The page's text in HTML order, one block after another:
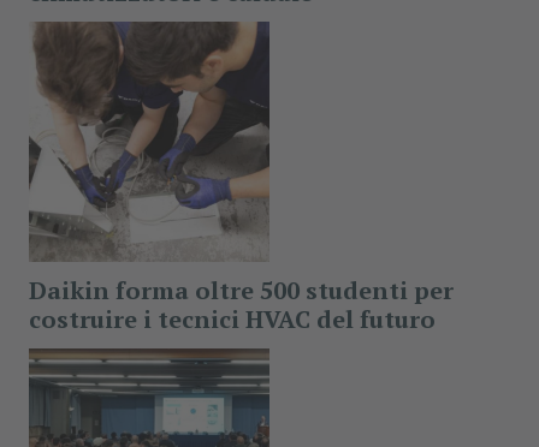
Daikin forma oltre 500 studenti per
costruire i tecnici HVAC del futuro